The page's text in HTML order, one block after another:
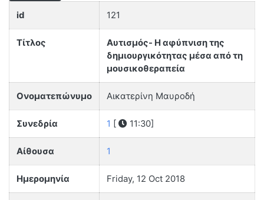
id 121
Τίτλος
Αυτισμός- Η αφύπνιση της
δημιουργικότητας μέσα από τη
μουσικοθεραπεία
Ονοματεπώνυμο Αικατερίνη Μαυροδή
Συνεδρία 1 [ 11:30]
Αίθουσα 1
Ημερομηνία Friday, 12 Oct 2018